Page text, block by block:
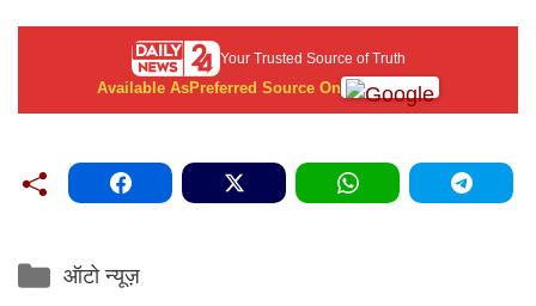
Your Trusted Source of Truth
Available AsPreferred Source On
Categories
ऑटो न्यूज़